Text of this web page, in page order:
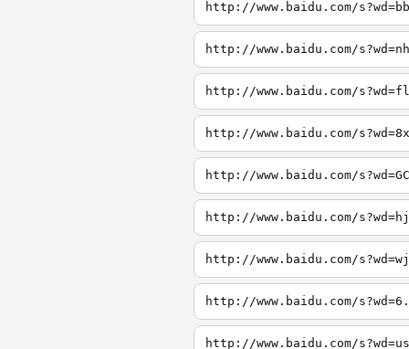
http://www.baidu.com/
http://www.baidu.com/
http://www.baidu.com/
http://www.baidu.com/
http://www.baidu.com/
http://www.baidu.com/
http://www.baidu.com/
http://www.baidu.com/
http://www.baidu.com/